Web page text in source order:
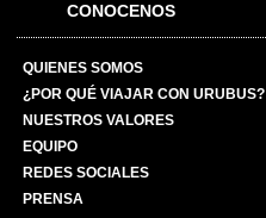
CONOCENOS
QUIENES SOMOS
¿POR QUÉ VIAJAR CON URUBUS?
NUESTROS VALORES
EQUIPO
REDES SOCIALES
PRENSA